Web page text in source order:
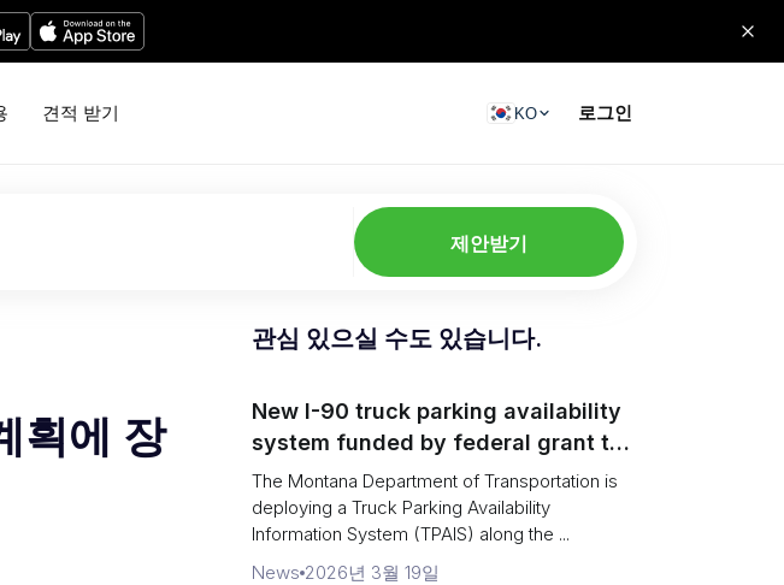
견적 받기 KO 로그인
제안받기
획에 장
관심 있으실 수도 있습니다.
New I-90 truck parking availability
system funded by federal grant to
aid Montana drivers
The Montana Department of Transportation is
deploying a Truck Parking Availability
Information System (TPAIS) along the ...
News 2026년 3월 19일